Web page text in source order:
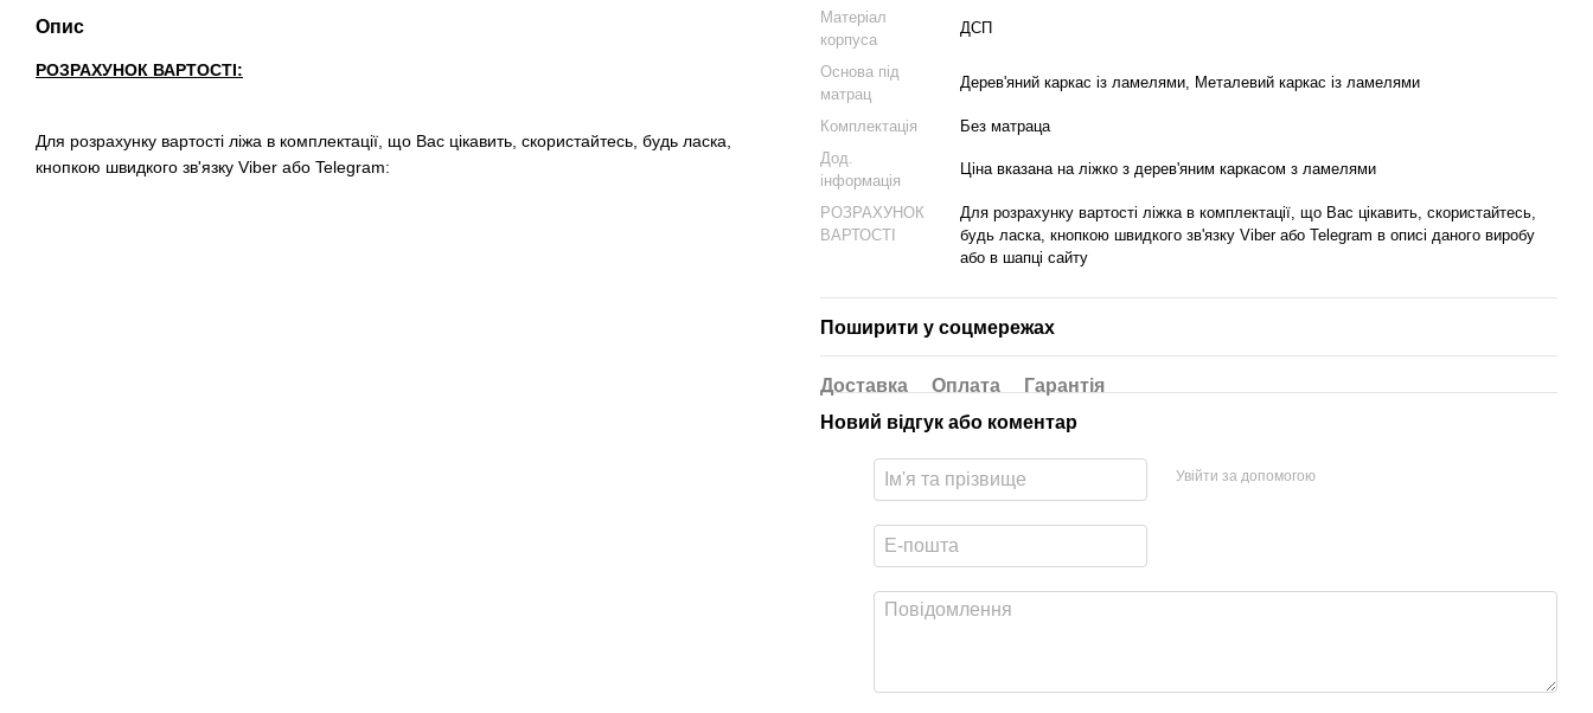
Опис
РОЗРАХУНОК ВАРТОСТІ:
Для розрахунку вартості ліжа в комплектації, що Вас цікавить, скористайтесь, будь ласка,
кнопкою швидкого зв'язку Viber або Telegram:
Матеріал
корпуса
ДСП
Основа під
матрац
Дерев'яний каркас із ламелями, Металевий каркас із ламелями
Комплектація
Без матраца
Дод.
інформація
Ціна вказана на ліжко з дерев'яним каркасом з ламелями
РОЗРАХУНОК
ВАРТОСТІ
Для розрахунку вартості ліжка в комплектації, що Вас цікавить, скористайтесь,
будь ласка, кнопкою швидкого зв'язку Viber або Telegram в описі даного виробу
або в шапці сайту
Поширити у соцмережах
Доставка Оплата
Гарантія
Новий відгук або коментар
Увійти за допомогою